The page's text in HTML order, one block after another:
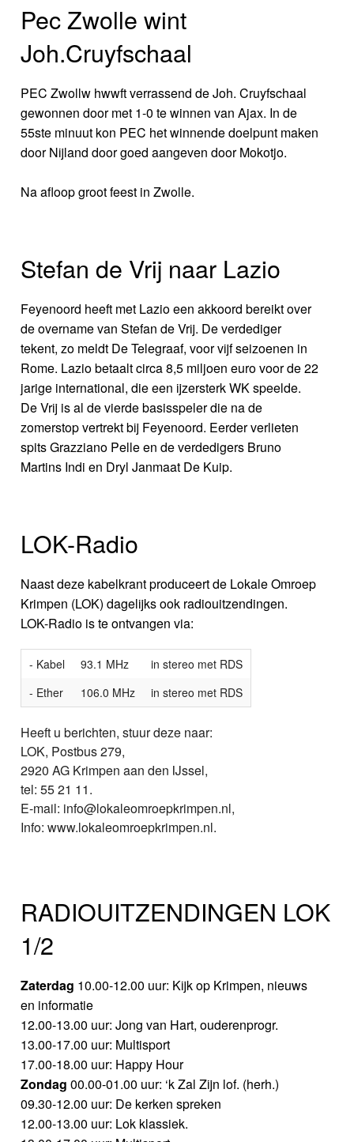
Pec Zwolle wint
Joh.Cruyfschaal
PEC Zwollw hwwft verrassend de Joh. Cruyfschaal
gewonnen door met 1-0 te winnen van Ajax. In de
55ste minuut kon PEC het winnende doelpunt maken
door Nijland door goed aangeven door Mokotjo.
Na afloop groot feest in Zwolle.
Stefan de Vrij naar Lazio
Feyenoord heeft met Lazio een akkoord bereikt over
de overname van Stefan de Vrij. De verdediger
tekent, zo meldt De Telegraaf, voor vijf seizoenen in
Rome. Lazio betaalt circa 8,5 miljoen euro voor de 22
jarige international, die een ijzersterk WK speelde.
De Vrij is al de vierde basisspeler die na de
zomerstop vertrekt bij Feyenoord. Eerder verlieten
spits Grazziano Pelle en de verdedigers Bruno
Martins Indi en Dryl Janmaat De Kuip.
LOK-Radio
Naast deze kabelkrant produceert de Lokale Omroep
Krimpen (LOK) dagelijks ook radiouitzendingen.
LOK-Radio is te ontvangen via:
- Kabel 93.1 MHz
in stereo met RDS
- Ether
106.0 MHz in stereo met RDS
Heeft u berichten, stuur deze naar:
LOK, Postbus 279,
2920 AG Krimpen aan den IJssel,
tel: 55 21 11.
E-mail: info@lokaleomroepkrimpen.nl,
Info: www.lokaleomroepkrimpen.nl.
RADIOUITZENDINGEN LOK
1/2
Zaterdag 10.00-12.00 uur: Kijk op Krimpen, nieuws
en informatie
12.00-13.00 uur: Jong van Hart, ouderenprogr.
13.00-17.00 uur: Multisport
17.00-18.00 uur: Happy Hour
Zondag 00.00-01.00 uur: ‘k Zal Zijn lof. (herh.)
09.30-12.00 uur: De kerken spreken
12.00-13.00 uur: Lok klassiek.